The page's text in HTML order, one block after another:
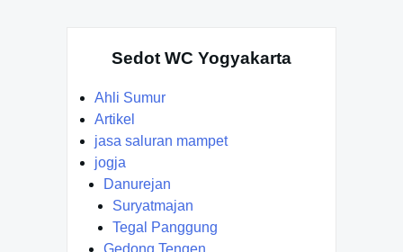
Sedot WC Yogyakarta
Ahli Sumur
Artikel
jasa saluran mampet
jogja
Danurejan
Suryatmajan
Tegal Panggung